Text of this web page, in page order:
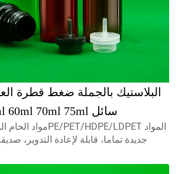
البلاستيك بالجملة ضغط قطرة
سائل 30ml 40ml 50ml 60ml 70ml 75ml
جديدة تماما، قابلة لإعادة التدوير،